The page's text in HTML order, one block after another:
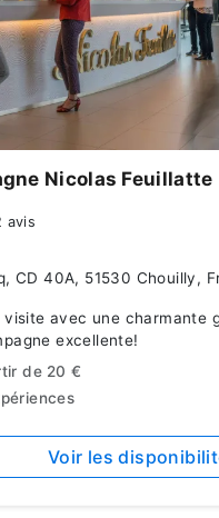
Nicolas Feuillatte
avis
CD 40A, 51530 Chouilly,
visite avec une charmante
excellente!
de 20 €
Voir les